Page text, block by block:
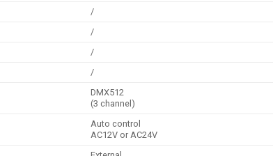
/
/
/
/
DMX512
(3 channel)
Auto control
AC12V or AC24V